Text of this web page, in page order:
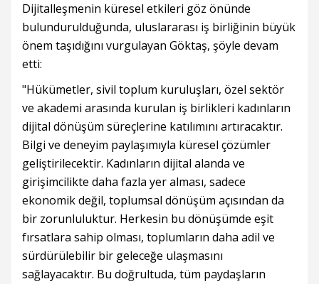
Dijitalleşmenin küresel etkileri göz önünde
bulundurulduğunda, uluslararası iş birliğinin büyük
önem taşıdığını vurgulayan Göktaş, şöyle devam
etti:
"Hükümetler, sivil toplum kuruluşları, özel sektör
ve akademi arasında kurulan iş birlikleri kadınların
dijital dönüşüm süreçlerine katılımını artıracaktır.
Bilgi ve deneyim paylaşımıyla küresel çözümler
geliştirilecektir. Kadınların dijital alanda ve
girişimcilikte daha fazla yer alması, sadece
ekonomik değil, toplumsal dönüşüm açısından da
bir zorunluluktur. Herkesin bu dönüşümde eşit
fırsatlara sahip olması, toplumların daha adil ve
sürdürülebilir bir geleceğe ulaşmasını
sağlayacaktır. Bu doğrultuda, tüm paydaşların